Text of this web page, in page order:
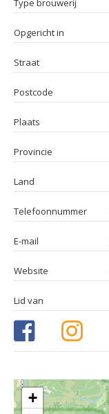
Opgericht in
Straat
Postcode
Plaats
Provincie
Land
Telefoonnummer
E-mail
Website
Lid van
+